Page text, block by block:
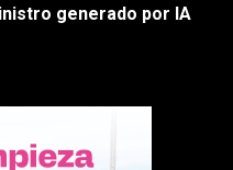
generado por IA